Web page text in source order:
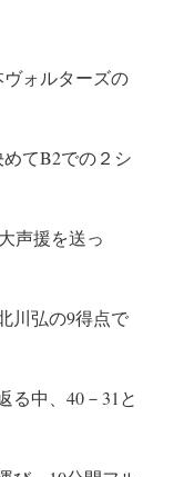
ォルターズの
てB2での２シ
声援を送っ
川弘の9得点で
る中、40－31と